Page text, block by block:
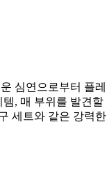
심연으로부터 플레
, 매 부위를 발견할
세트와 같은 강력한